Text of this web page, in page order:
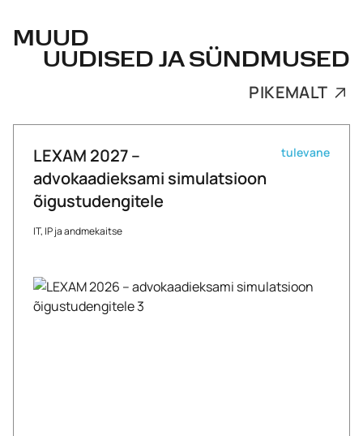
MUUD
UUDISED JA SÜNDMUSED
PIKEMALT
LEXAM 2027 –
advokaadieksami simulatsioon
õigustudengitele
IT, IP ja andmekaitse
tulevane